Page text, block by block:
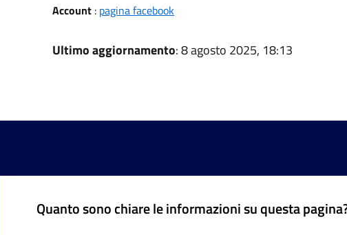
Account: pagina facebook
Ultimo aggiornamento: 8 agosto 2025, 18:13
Quanto sono chiare le informazioni su questa